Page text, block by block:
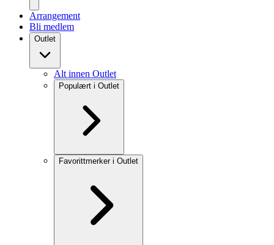
Arrangement
Bli medlem
Outlet
Alt innen Outlet
Populært i Outlet
Favorittmerker i Outlet